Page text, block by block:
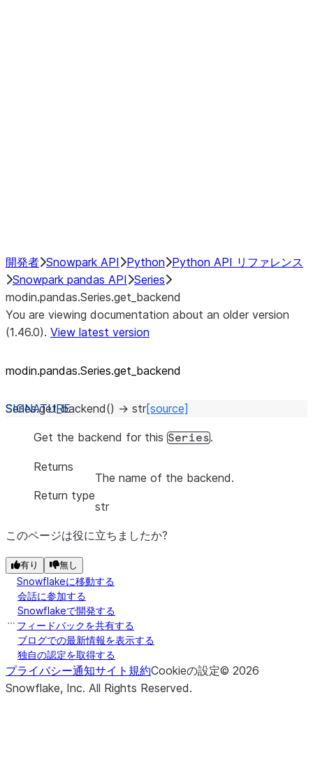
開発者 Snowpark API Python Python API リファレンス
Snowpark pandas API Series
modin.pandas.Series.get_backend
You are viewing documentation about an older version
(1.46.0). View latest version
modin.pandas.Series.get_ backend
Series.get_backend() → str[source]
Get the backend for this Series.
Returns
The name of the backend.
Return type
str
このページは役に立ちましたか?
有り 無し
Snowflakeに移動する
会話に参加する
Snowflakeで開発する
フィードバックを共有する
ブログでの最新情報を表示する
独自の認定を取得する
プライバシー通知サイト規約Cookieの設定© 2026
Snowflake, Inc. All Rights Reserved.